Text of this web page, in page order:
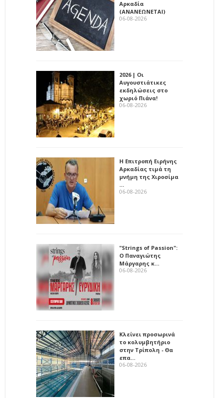
Αρκαδία
(ΑΝΑΝΕΩΝΕΤΑΙ)
06-08-2026
2026 | Οι
Αυγουστιάτικες
εκδηλώσεις στο
χωριό Πιάνα!
06-08-2026
Η Επιτροπή Ειρήνης
Αρκαδίας τιμά τη
μνήμη της Χιροσίμα
…
06-08-2026
"Strings of Passion":
Ο Παναγιώτης
Μάργαρης κ…
06-08-2026
Κλείνει προσωρινά
το κολυμβητήριο
στην Τρίπολη - Θα
επα…
06-08-2026